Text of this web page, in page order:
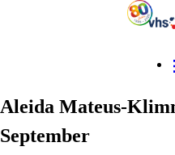
Aleida Mateus-
September